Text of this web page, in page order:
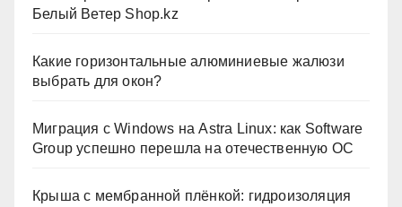
Белый Ветер Shop.kz
Какие горизонтальные алюминиевые жалюзи
выбрать для окон?
Миграция с Windows на Astra Linux: как Software
Group успешно перешла на отечественную ОС
Крыша с мембранной плёнкой: гидроизоляция